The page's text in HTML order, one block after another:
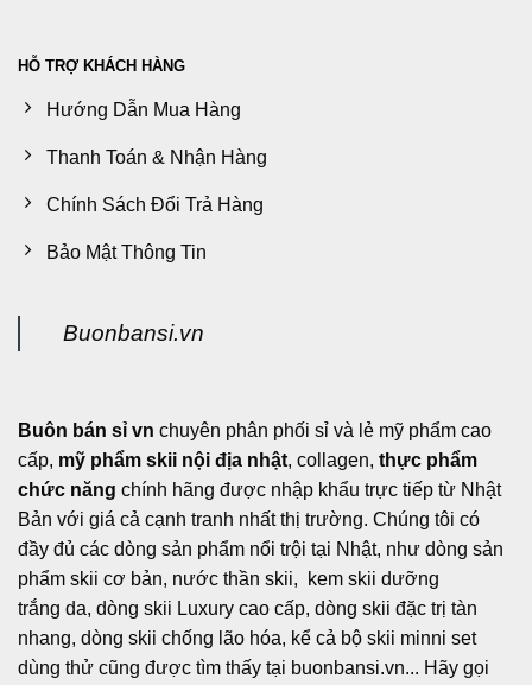
HỖ TRỢ KHÁCH HÀNG
Hướng Dẫn Mua Hàng
Thanh Toán & Nhận Hàng
Chính Sách Đổi Trả Hàng
Bảo Mật Thông Tin
Buonbansi.vn
Buôn bán sỉ vn chuyên phân phối sỉ và lẻ mỹ phẩm cao
cấp, mỹ phẩm skii nội địa nhật, collagen, thực phẩm
chức năng chính hãng được nhập khẩu trực tiếp từ Nhật
Bản với giá cả cạnh tranh nhất thị trường. Chúng tôi có
đầy đủ các dòng sản phẩm nổi trội tại Nhật, như dòng sản
phẩm skii cơ bản, nước thần skii, kem skii dưỡng
trắng da, dòng skii Luxury cao cấp, dòng skii đặc trị tàn
nhang, dòng skii chống lão hóa, kể cả bộ skii minni set
dùng thử cũng được tìm thấy tại buonbansi.vn... Hãy gọi